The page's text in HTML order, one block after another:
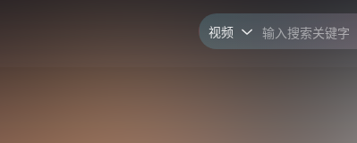
视频 